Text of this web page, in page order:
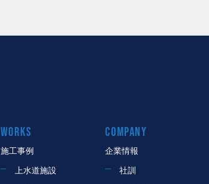
WORKS
施工事例
上水道施設
COMPANY
企業情報
社訓